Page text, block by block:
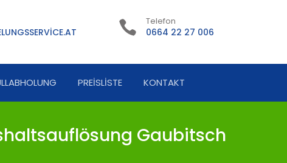
Telefon
0664 22 27 006
PREISLISTE KONTAKT
Gaubitsch